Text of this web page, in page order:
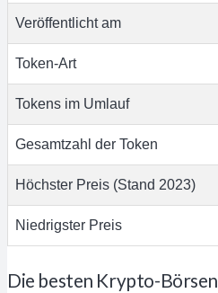
Veröffentlicht am
Token-Art
Tokens im Umlauf
Gesamtzahl der Token
Höchster Preis (Stand 2023)
Niedrigster Preis
Die besten Krypto-Börsen